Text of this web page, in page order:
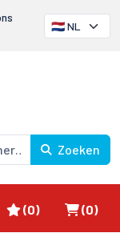
Zoeken
Favorieten
(0) (0)